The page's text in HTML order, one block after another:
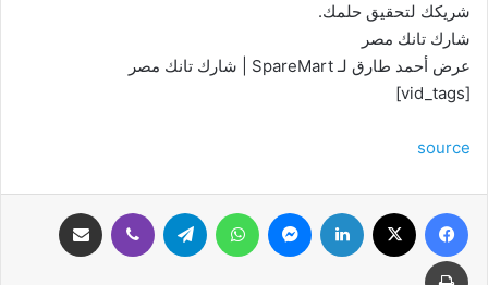
شريكك لتحقيق حلمك.
شارك تانك مصر
عرض أحمد طارق لـ SpareMart | شارك تانك مصر
[vid_tags]
source
فيسبوك لينكدإن ماسنجر واتساب تيلقرام ڤايبر
طباعة